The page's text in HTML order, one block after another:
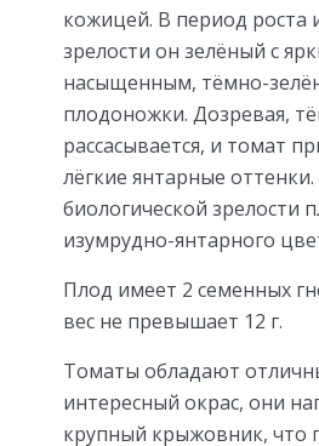
кожицей. В период роста
зрелости он зелёный с
насыщенным, тёмно-
плодоножки. Дозревая,
рассасывается, и томат
лёгкие янтарные
биологической зрелости
изумрудно-янтарного
Плод имеет 2 семенных
вес не превышает 12 г.
Томаты обладают
интересный окрас, они
крупный крыжовник, что